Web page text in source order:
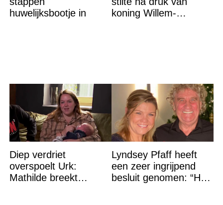
huwelijksbootje in
koning Willem-
Diep verdriet
overspoelt Urk:
Mathilde breekt
Lyndsey Pfaff heeft
een zeer ingrijpend
besluit genomen: “Het